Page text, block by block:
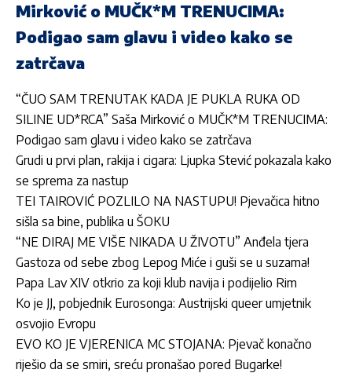
Mirković o MUČK*M TRENUCIMA:
Podigao sam glavu i video kako se
zatrčava
“ČUO SAM TRENUTAK KADA JE PUKLA RUKA OD
SILINE UD*RCA” Saša Mirković o MUČK*M TRENUCIMA:
Podigao sam glavu i video kako se zatrčava
Grudi u prvi plan, rakija i cigara: Ljupka Stević pokazala kako
se sprema za nastup
TEI TAIROVIĆ POZLILO NA NASTUPU! Pjevačica hitno
sišla sa bine, publika u ŠOKU
“NE DIRAJ ME VIŠE NIKADA U ŽIVOTU” Anđela tjera
Gastoza od sebe zbog Lepog Miće i guši se u suzama!
Papa Lav XIV otkrio za koji klub navija i podijelio Rim
Ko je JJ, pobjednik Eurosonga: Austrijski queer umjetnik
osvojio Evropu
EVO KO JE VJERENICA MC STOJANA: Pjevač konačno
riješio da se smiri, sreću pronašao pored Bugarke!